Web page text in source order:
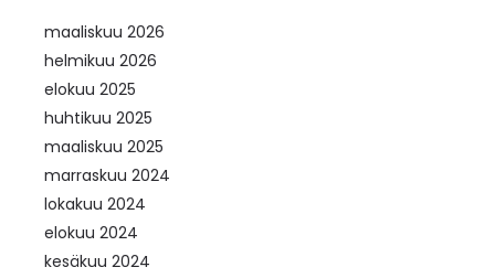
maaliskuu 2026
helmikuu 2026
elokuu 2025
huhtikuu 2025
maaliskuu 2025
marraskuu 2024
lokakuu 2024
elokuu 2024
kesäkuu 2024